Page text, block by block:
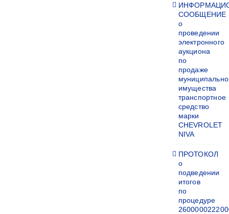
СООБЩЕНИЕ
о
проведении
электронного
аукциона
по
продаже
имущества
транспортное
средство
марки
CHEVROLET
NIVA
ПРОТОКОЛ
о
подведении
итогов
по
процедуре